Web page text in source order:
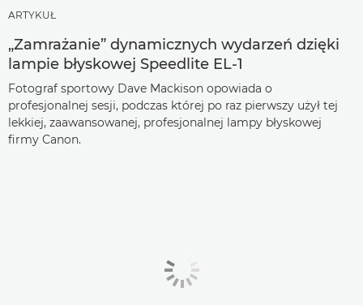
ARTYKUŁ
„Zamrażanie” dynamicznych wydarzeń dzięki
lampie błyskowej Speedlite EL-1
Fotograf sportowy Dave Mackison opowiada o
profesjonalnej sesji, podczas której po raz pierwszy użył tej
lekkiej, zaawansowanej, profesjonalnej lampy błyskowej
firmy Canon.